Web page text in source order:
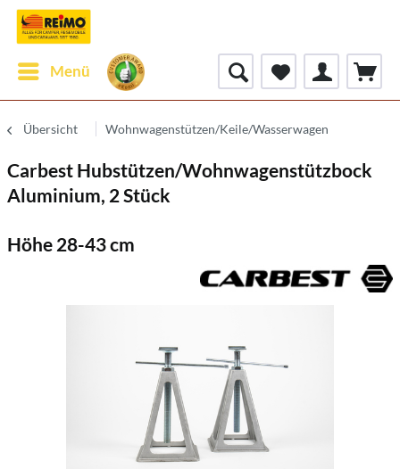
Menü
Übersicht Wohnwagenstützen/Keile/Wasserwagen
Carbest Hubstützen/Wohnwagenstützbock
Aluminium, 2 Stück
Höhe 28-43 cm